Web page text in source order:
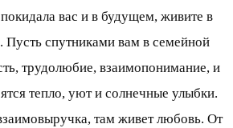
вас и в будущем, живите в
Пусть спутниками вам в семейной
трудолюбие, взаимопонимание, и
тепло, уют и солнечные улыбки.
там живет любовь. От